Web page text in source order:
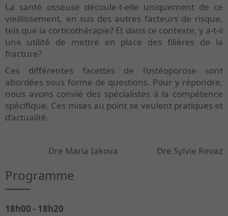
La santé osseuse découle-t-elle uniquement de ce
vieillissement, en sus des autres facteurs de risque,
tels que la corticothérapie? Et dans ce contexte, y a-t-il
une utilité de mettre en place des filières de la
fracture?
Ces différentes facettes de l’ostéoporose sont
abordées sous forme de questions. Pour y répondre,
nous avons convié des spécialistes à la compétence
spécifique. Ces mises au point se veulent pratiques et
d’actualité.
Dre Maria Iakova Dre Sylvie Revaz
Programme
18h00 - 18h20